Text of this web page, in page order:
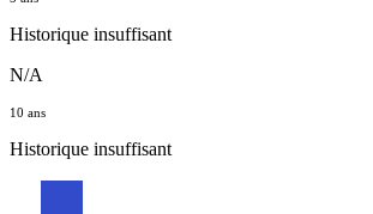
Historique insuffisant
N/A
10 ans
Historique insuffisant